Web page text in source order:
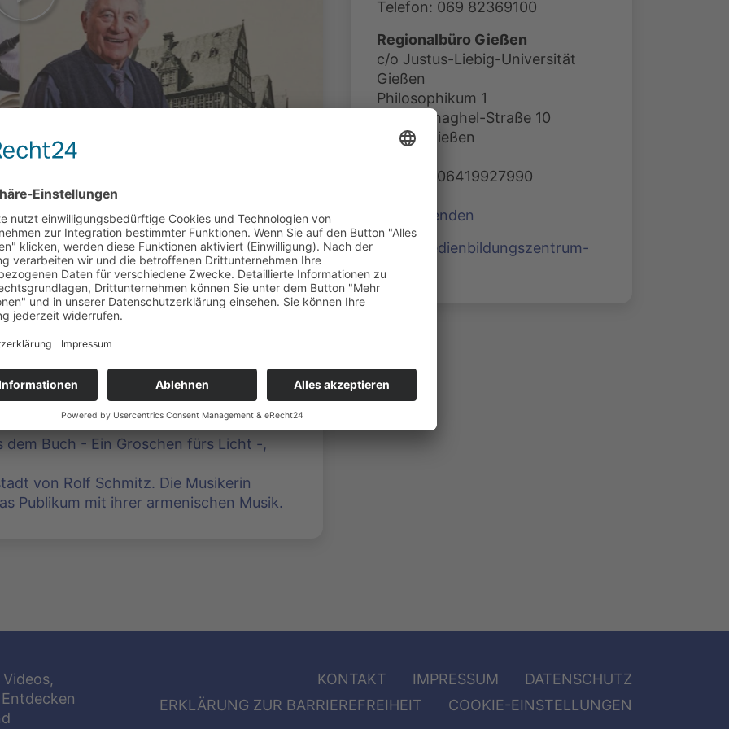
in
März
Emmanuel Bouetoumoussa,
dem Buch - Ein Groschen fürs Licht -,
von Rolf Schmitz. Die Musikerin
Publikum mit ihrer armenischen Musik.
Telefon: 069 82369100
Regionalbüro Gießen
c/o Justus-Liebig-Universität
Gießen
Philosophikum 1
Otto-Behaghel-Straße 10
35394 Gießen
Telefon: 06419927990
E-Mail senden
www.medienbildungszentrum-
KONTAKT IMPRESSUM
DATENSCHUTZ
ERKLÄRUNG ZUR BARRIEREFREIHEIT
COOKIE-EINSTELLUNGEN